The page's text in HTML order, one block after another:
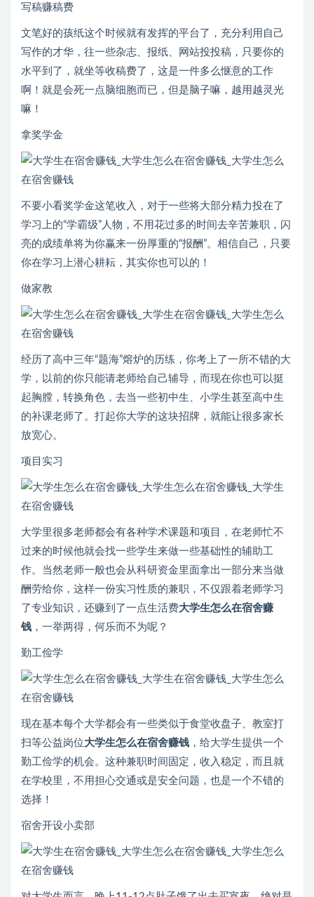
写稿赚稿费
文笔好的孩纸这个时候就有发挥的平台了，充分利用自己
写作的才华，往一些杂志、报纸、网站投投稿，只要你的
水平到了，就坐等收稿费了，这是一件多么惬意的工作
啊！就是会死一点脑细胞而已，但是脑子嘛，越用越灵光
嘛！
拿奖学金
不要小看奖学金这笔收入，对于一些将大部分精力投在了
学习上的“学霸级”人物，不用花过多的时间去辛苦兼职，闪
亮的成绩单将为你赢来一份厚重的“报酬”。相信自己，只要
你在学习上潜心耕耘，其实你也可以的！
做家教
经历了高中三年“题海”熔炉的历练，你考上了一所不错的大
学，以前的你只能请老师给自己辅导，而现在你也可以挺
起胸膛，转换角色，去当一些初中生、小学生甚至高中生
的补课老师了。打起你大学的这块招牌，就能让很多家长
放宽心。
项目实习
大学里很多老师都会有各种学术课题和项目，在老师忙不
过来的时候他就会找一些学生来做一些基础性的辅助工
作。当然老师一般也会从科研资金里面拿出一部分来当做
酬劳给你，这样一份实习性质的兼职，不仅跟着老师学习
了专业知识，还赚到了一点生活费大学生怎么在宿舍赚
钱 ，一举两得，何乐而不为呢？
勤工俭学
现在基本每个大学都会有一些类似于食堂收盘子、教室打
扫等公益岗位大学生怎么在宿舍赚钱 ，给大学生提供一个
勤工俭学的机会。这种兼职时间固定，收入稳定，而且就
在学校里，不用担心交通或是安全问题，也是一个不错的
选择！
宿舍开设小卖部